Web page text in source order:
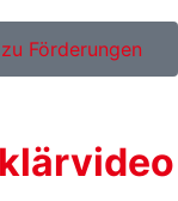
Förderungen